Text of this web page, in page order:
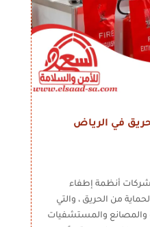
في الرياض
شركات أنظمة إطفاء
من الحريق ، والتي
والمصانع والمستشفيات